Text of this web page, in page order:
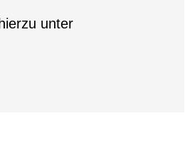
unter